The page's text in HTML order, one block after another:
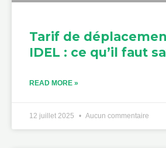
Tarif de
IDEL : ce qu’il faut
READ MORE »
12 juillet 2025 Aucun commentaire